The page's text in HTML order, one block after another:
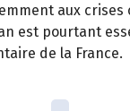
aux crises
est pourtant
de la France.